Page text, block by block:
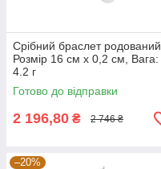
Срібний браслет родований,
Розмір 16 см x 0,2 см, Вага:
4.2 г
Готово до відправки
2 196,80 ₴ 2 746 ₴
–20%